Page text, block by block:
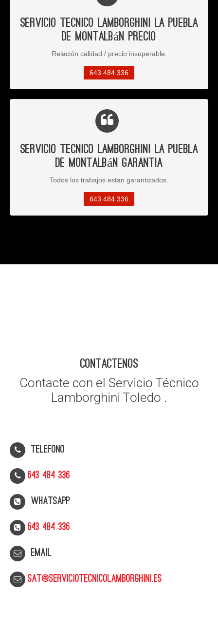
Servicio Tecnico Lamborghini La Puebla
de Montalbán Precio
Relación calidad / precio insuperable.
643 484 336
Servicio Tecnico Lamborghini La Puebla
de Montalbán Garantia
Todos los trabajos estan garantizados.
643 484 336
CONTACTENOS
Contacte con el Servicio Técnico
Lamborghini Toledo .
Telefono
643 484 336
WhatsApp
643 484 336
Email
sat@serviciotecnicolamborghini.es